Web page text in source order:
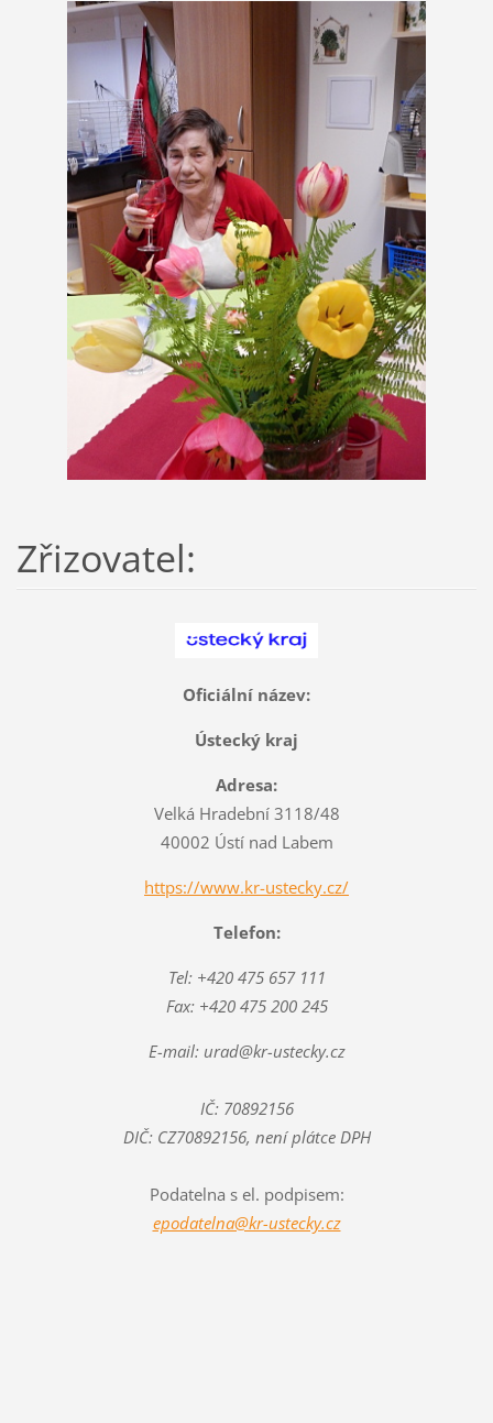
Zřizovatel:
Oficiální název:
Ústecký kraj
Adresa:
Velká Hradební 3118/48
40002 Ústí nad Labem
https://www.kr-ustecky.cz/
Telefon:
Tel: +420 475 657 111
Fax: +420 475 200 245
E-mail: urad@kr-ustecky.cz
IČ: 70892156
DIČ: CZ70892156, není plátce DPH
Podatelna s el. podpisem:
epodatelna@kr-ustecky.cz